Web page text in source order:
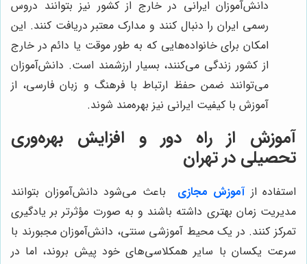
دانش‌آموزان ایرانی در خارج از کشور نیز بتوانند دروس
رسمی ایران را دنبال کنند و مدارک معتبر دریافت کنند. این
امکان برای خانواده‌هایی که به طور موقت یا دائم در خارج
از کشور زندگی می‌کنند، بسیار ارزشمند است. دانش‌آموزان
می‌توانند ضمن حفظ ارتباط با فرهنگ و زبان فارسی، از
آموزش با کیفیت ایرانی نیز بهره‌مند شوند.
آموزش از راه دور و افزایش بهره‌وری
تحصیلی در تهران
استفاده ازآموزش مجازی
باعث می‌شود دانش‌آموزان بتوانند
مدیریت زمان بهتری داشته باشند و به صورت مؤثرتر بر یادگیری
تمرکز کنند. در یک محیط آموزشی سنتی، دانش‌آموزان مجبورند با
سرعت یکسان با سایر همکلاسی‌های خود پیش بروند، اما در